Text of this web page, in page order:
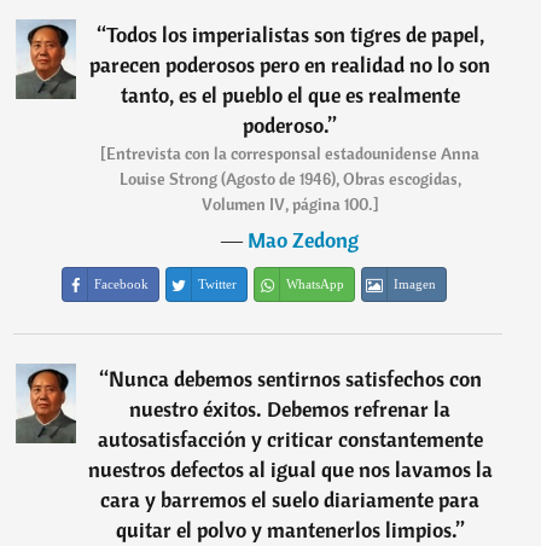
“Todos los imperialistas son tigres de papel,
parecen poderosos pero en realidad no lo son
tanto, es el pueblo el que es realmente
poderoso.”
[Entrevista con la corresponsal estadounidense Anna
Louise Strong (Agosto de 1946), Obras escogidas,
Volumen IV, página 100.]
―Mao Zedong
Facebook Twitter WhatsApp Imagen
“Nunca debemos sentirnos satisfechos con
nuestro éxitos. Debemos refrenar la
autosatisfacción y criticar constantemente
nuestros defectos al igual que nos lavamos la
cara y barremos el suelo diariamente para
quitar el polvo y mantenerlos limpios.”